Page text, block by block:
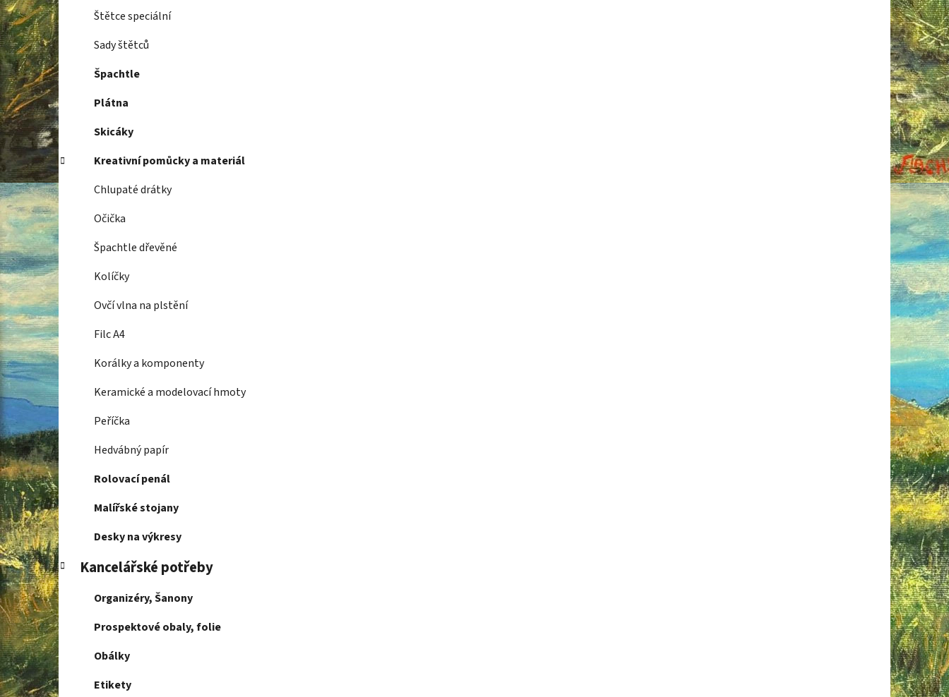
Štětce speciální
Sady štětců
Špachtle
Plátna
Skicáky
Kreativní pomůcky a materiál
Chlupaté drátky
Očička
Špachtle dřevěné
Kolíčky
Ovčí vlna na plstění
Filc A4
Korálky a komponenty
Keramické a modelovací hmoty
Peříčka
Hedvábný papír
Rolovací penál
Malířské stojany
Desky na výkresy
Kancelářské potřeby
Organizéry, Šanony
Prospektové obaly, folie
Obálky
Etikety